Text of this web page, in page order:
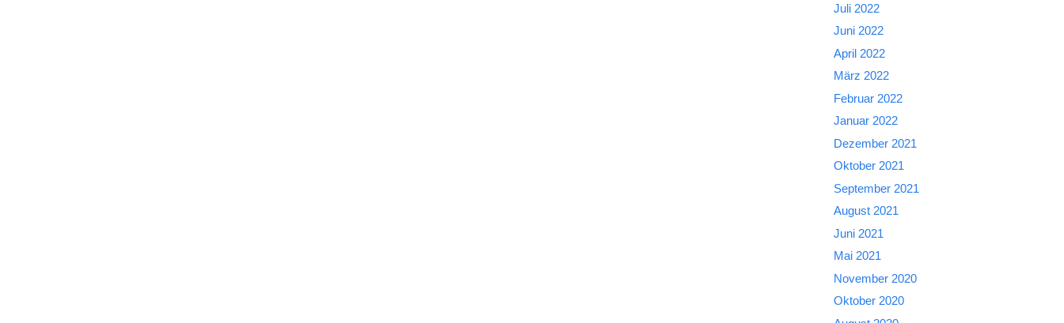
Juli 2022
Juni 2022
April 2022
März 2022
Februar 2022
Januar 2022
Dezember 2021
Oktober 2021
September 2021
August 2021
Juni 2021
Mai 2021
November 2020
Oktober 2020